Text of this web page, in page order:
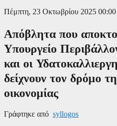
Πέμπτη, 23 Οκτωβρίου 2025 00:00
Απόβλητα που
Υπουργείο
και οι
δείχνουν τον δρόμο
οικονομίας
Γράφτηκε από syllogos